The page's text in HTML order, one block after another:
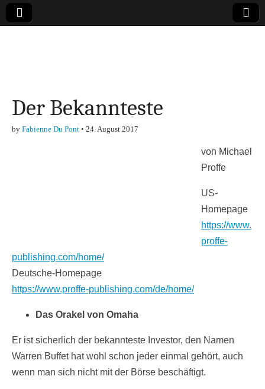
Finanzen,
Marketing-, Vertrieb-
& Investment-Tipps
Der Bekannteste
by Fabienne Du Pont • 24. August 2017
von Michael
Proffe
US-
Homepage
https://www.
proffe-
publishing.com/home/
Deutsche-Homepage
https://www.proffe-publishing.com/de/home/
Das Orakel von Omaha
Er ist sicherlich der bekannteste Investor, den Namen
Warren Buffet hat wohl schon jeder einmal gehört, auch
wenn man sich nicht mit der Börse beschäftigt.